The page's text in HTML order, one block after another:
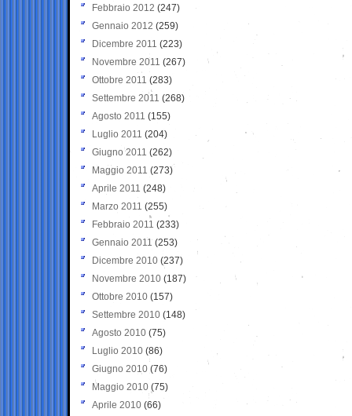
Febbraio 2012 (247)
Gennaio 2012 (259)
Dicembre 2011 (223)
Novembre 2011 (267)
Ottobre 2011 (283)
Settembre 2011 (268)
Agosto 2011 (155)
Luglio 2011 (204)
Giugno 2011 (262)
Maggio 2011 (273)
Aprile 2011 (248)
Marzo 2011 (255)
Febbraio 2011 (233)
Gennaio 2011 (253)
Dicembre 2010 (237)
Novembre 2010 (187)
Ottobre 2010 (157)
Settembre 2010 (148)
Agosto 2010 (75)
Luglio 2010 (86)
Giugno 2010 (76)
Maggio 2010 (75)
Aprile 2010 (66)